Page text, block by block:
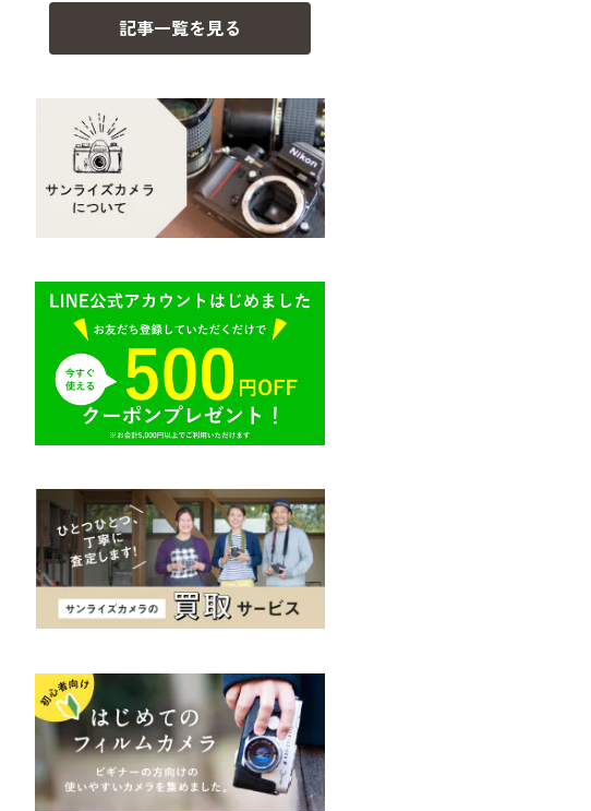
YASHICA（ヤシカ）
Mamiya（マミヤ）
M645,二眼レフ
Plaubel（プラウベル）
SONY（ソニー）
SIGMA（シグマ）
TAMRON（タムロン）
K&F（ケーアンドエフ）
その他
CY（ヤシカコンタックス）
M（ライカ）
R（ライカ）
E（ソニー）
AR（コニカ）
O（その他）
記事一覧を見る